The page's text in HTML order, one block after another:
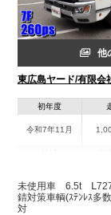
他
東広島ヤード/有限会
初年度
令和7年11月
広島県
未使用車 6.5t
錆対策車輌(ｽﾃﾝﾚｽ
対